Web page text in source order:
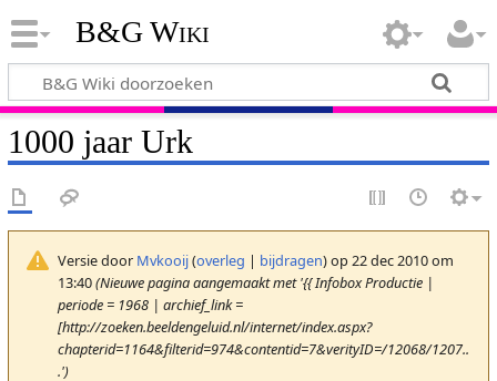
B&G Wiki
1000 jaar Urk
Versie door Mvkooij(overleg | bijdragen)op 22 dec 2010 om
13:40(Nieuwe pagina aangemaakt met '{{ Infobox Productie |
periode = 1968 | archief_link =
[http://zoeken.beeldengeluid.nl/internet/index.aspx?
chapterid=1164&filterid=974&contentid=7&verityID=/12068/1207..
.')